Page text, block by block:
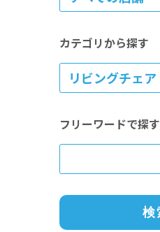
カテゴリから探す
フリーワードで探す